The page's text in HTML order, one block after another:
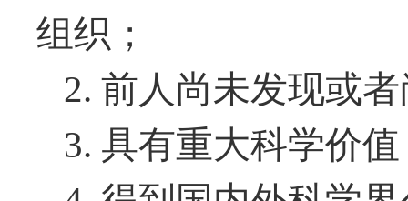
组织；
2. 前人尚未发现或
3. 具有重大科学价